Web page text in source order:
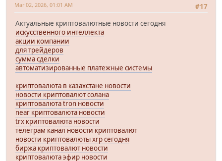
#17
Mar 02, 2026, 01:01 AM
Актуальные криптовалютные новости сегодня
искусственного интеллекта
акции компании
для трейдеров
сумма сделки
автоматизированные платежные системы
криптовалюта в казахстане новости
новости криптовалют солана
криптовалюта tron новости
near криптовалюта новости
trx криптовалюта новости
телеграм канал новости криптовалют
новости криптовалюты xrp сегодня
биржа криптовалют новости
криптовалюта эфир новости